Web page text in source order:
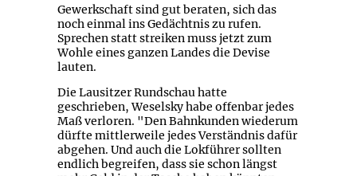
Gewerkschaft sind gut beraten, sich das
noch einmal ins Gedächtnis zu rufen.
Sprechen statt streiken muss jetzt zum
Wohle eines ganzen Landes die Devise
lauten.
Die Lausitzer Rundschau hatte
geschrieben, Weselsky habe offenbar jedes
Maß verloren. "Den Bahnkunden wiederum
dürfte mittlerweile jedes Verständnis dafür
abgehen. Und auch die Lokführer sollten
endlich begreifen, dass sie schon längst